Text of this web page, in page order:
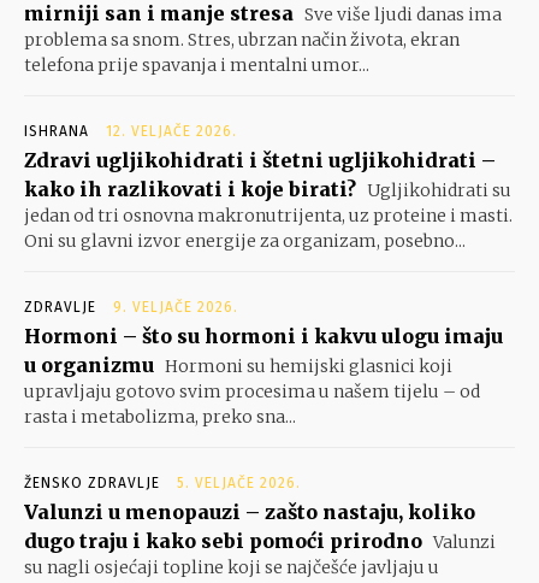
mirniji san i manje stresa Sve više ljudi danas ima
problema sa snom. Stres, ubrzan način života, ekran
telefona prije spavanja i mentalni umor...
ISHRANA 12. VELJAČE 2026.
Zdravi ugljikohidrati i štetni ugljikohidrati –
kako ih razlikovati i koje birati? Ugljikohidrati su
jedan od tri osnovna makronutrijenta, uz proteine i masti.
Oni su glavni izvor energije za organizam, posebno...
ZDRAVLJE 9. VELJAČE 2026.
Hormoni – što su hormoni i kakvu ulogu imaju
u organizmu Hormoni su hemijski glasnici koji
upravljaju gotovo svim procesima u našem tijelu – od
rasta i metabolizma, preko sna...
ŽENSKO ZDRAVLJE 5. VELJAČE 2026.
Valunzi u menopauzi – zašto nastaju, koliko
dugo traju i kako sebi pomoći prirodno Valunzi
su nagli osjećaji topline koji se najčešće javljaju u